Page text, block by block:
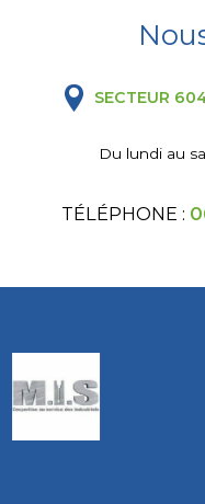
SECTEUR
Du lundi au
TÉLÉPHONE :